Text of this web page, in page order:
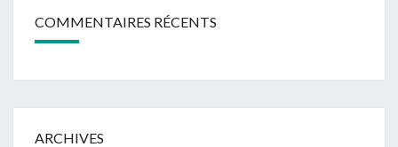
COMMENTAIRES RÉCENTS
ARCHIVES